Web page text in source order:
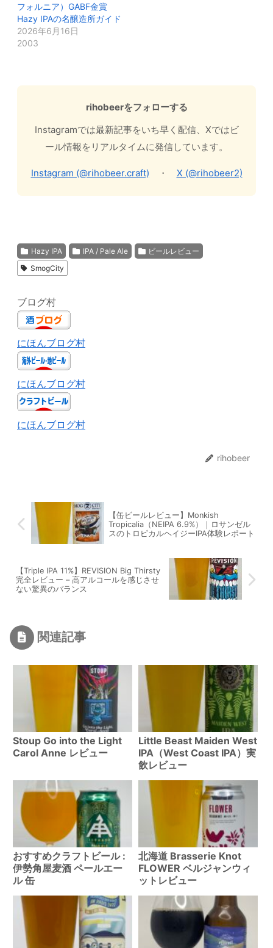
フォルニア）GABF金賞
Hazy IPAの名醸造所ガイド
2026年6月16日
2003
rihobeerをフォローする
Instagramでは最新記事をいち早く配信、Xではビ
ール情報をリアルタイムに発信しています。
Instagram (@rihobeer.craft) ・ X (@rihobeer2)
Hazy IPA IPA / Pale Ale
ビールレビュー
SmogCity
ブログ村
にほんブログ村
にほんブログ村
にほんブログ村
rihobeer
【缶ビールレビュー】Monkish
Tropicalia（NEIPA 6.9%）｜ロサンゼル
スのトロピカルヘイジーIPA体験レポート
【Triple IPA 11%】REVISION Big Thirsty
完全レビュー – 高アルコールを感じさせ
ない驚異のバランス
関連記事
Stoup Go into the Light
Carol Anne レビュー
Little Beast Maiden West
IPA（West Coast IPA）実
飲レビュー
おすすめクラフトビール :
伊勢角屋麦酒 ペールエー
ル 缶
北海道 Brasserie Knot
FLOWER ベルジャンウィ
ットレビュー